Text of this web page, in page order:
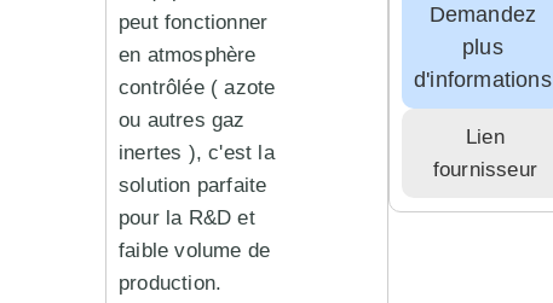
peut fonctionner
en atmosphère
contrôlée ( azote
ou autres gaz
inertes ), c'est la
solution parfaite
pour la R&D et
faible volume de
production.
Demandez
plus
d'informations
Lien
fournisseur